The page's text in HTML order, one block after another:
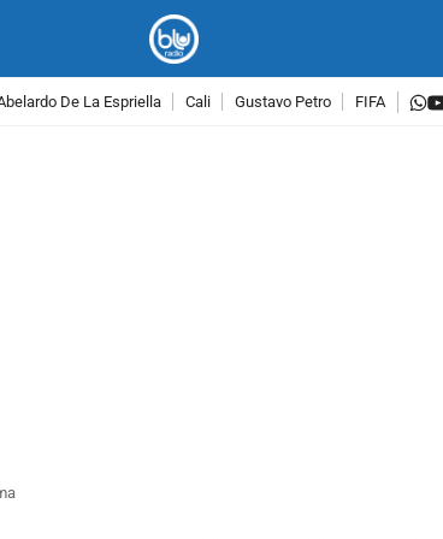
De La Espriella Cali Gustavo Petro FIFA